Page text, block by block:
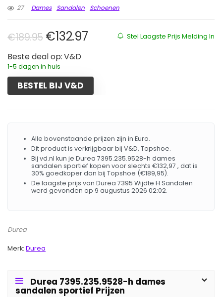
27
Dames Sandalen Schoenen
Stel Laagste Prijs Melding In
€189.95 Oorspronkelijke prijs was:
€132.97Huidige prijs is: €132.97.
Beste deal op: V&D
1-5 dagen in huis
BESTEL BIJ V&D
Alle bovenstaande prijzen zijn in Euro.
Dit product is verkrijgbaar bij V&D, Topshoe.
Bij vd.nl kun je Durea 7395.235.9528-h dames
sandalen sportief kopen voor slechts €132,97 , dat is
30% goedkoper dan bij Topshoe (€189,95).
De laagste prijs van Durea 7395 Wijdte H Sandalen
werd gevonden op 9 augustus 2026 02:02.
Durea
Merk: Durea
Durea 7395.235.9528-h dames
sandalen sportief Prijzen